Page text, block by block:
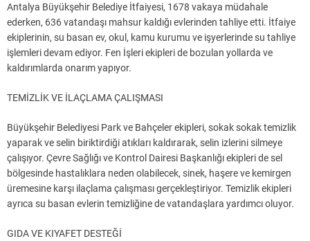
Antalya Büyükşehir Belediye İtfaiyesi, 1678 vakaya müdahale
ederken, 636 vatandaşı mahsur kaldığı evlerinden tahliye etti. İtfaiye
ekiplerinin, su basan ev, okul, kamu kurumu ve işyerlerinde su tahliye
işlemleri devam ediyor. Fen İşleri ekipleri de bozulan yollarda ve
kaldırımlarda onarım yapıyor.
TEMİZLİK VE İLAÇLAMA ÇALIŞMASI
Büyükşehir Belediyesi Park ve Bahçeler ekipleri, sokak sokak temizlik
yaparak ve selin biriktirdiği atıkları kaldırarak, selin izlerini silmeye
çalışıyor. Çevre Sağlığı ve Kontrol Dairesi Başkanlığı ekipleri de sel
bölgesinde hastalıklara neden olabilecek, sinek, haşere ve kemirgen
üremesine karşı ilaçlama çalışması gerçekleştiriyor. Temizlik ekipleri
ayrıca su basan evlerin temizliğine de vatandaşlara yardımcı oluyor.
GIDA VE KIYAFET DESTEĞİ